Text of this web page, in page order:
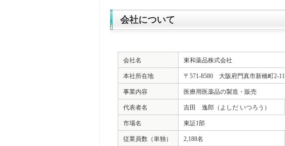
会社について
会社名 東和薬品株式会社
本社所在地 〒571-8580 大阪府門真市新橋町2-11
事業内容 医療用医薬品の製造・販売
代表者名 吉田 逸郎（よしだ いつろう）
市場名 東証1部
従業員数（単独） 2,188名